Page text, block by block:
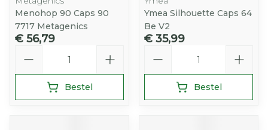
Menohop 90 Caps 90
7717 Metagenics
€ 56,79
Bestel
Ymea Silhouette Caps 64
Be V2
€ 35,99
Bestel